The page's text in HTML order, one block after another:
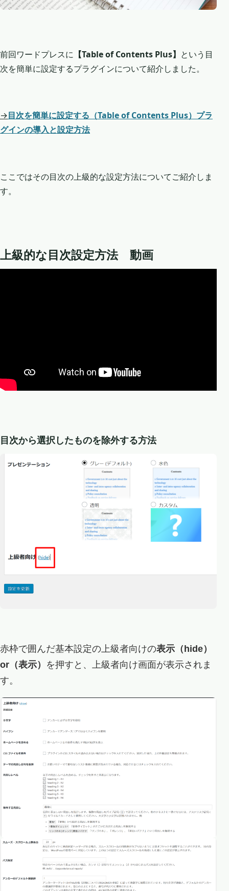
前回ワードプレスに 【Table of Contents Plus】 という目
次を簡単に設定するプラグインについて紹介しました。
→目次を簡単に設定する（Table of Contents Plus）プラ
グインの導入と設定方法
ここではその目次の上級的な設定方法についてご紹介しま
す。
上級的な目次設定方法 動画
目次から選択したものを除外する方法
赤枠で囲んだ基本設定の上級者向けの表示（hide）
or（表示） を押すと、上級者向け画面が表示されま
す。